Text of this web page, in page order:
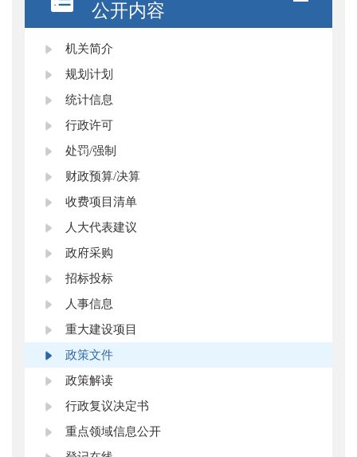
公开内容
机关简介
规划计划
统计信息
行政许可
处罚/强制
财政预算/决算
收费项目清单
人大代表建议
政府采购
招标投标
人事信息
重大建设项目
政策文件
政策解读
行政复议决定书
重点领域信息公开